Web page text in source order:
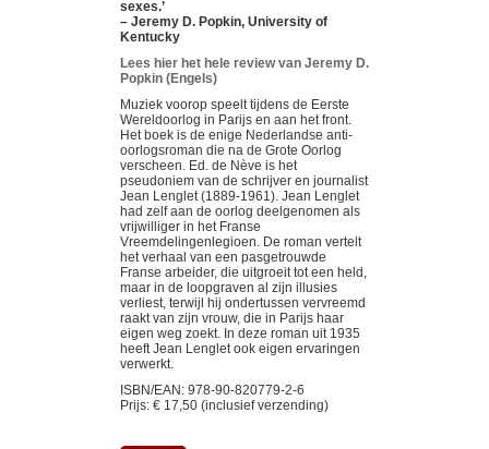
sexes.’
– Jeremy D. Popkin, University of
Kentucky
Lees hier het hele review van Jeremy D.
Popkin (Engels)
Muziek voorop speelt tijdens de Eerste
Wereldoorlog in Parijs en aan het front.
Het boek is de enige Nederlandse anti-
oorlogsroman die na de Grote Oorlog
verscheen. Ed. de Nève is het
pseudoniem van de schrijver en journalist
Jean Lenglet (1889-1961). Jean Lenglet
had zelf aan de oorlog deelgenomen als
vrijwilliger in het Franse
Vreemdelingenlegioen. De roman vertelt
het verhaal van een pasgetrouwde
Franse arbeider, die uitgroeit tot een held,
maar in de loopgraven al zijn illusies
verliest, terwijl hij ondertussen vervreemd
raakt van zijn vrouw, die in Parijs haar
eigen weg zoekt. In deze roman uit 1935
heeft Jean Lenglet ook eigen ervaringen
verwerkt.
ISBN/EAN: 978-90-820779-2-6
Prijs: € 17,50 (inclusief verzending)